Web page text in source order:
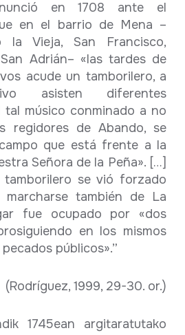
en 1708 ante el
en el barrio de Mena –
la Vieja, San Francisco,
Adrián– «las tardes de
acude un tamborilero, a
asisten diferentes
tal músico conminado a no
regidores de Abando, se
que está frente a la
Señora de la Peña». […]
tamborilero se vió forzado
marcharse también de La
fue ocupado por «dos
en los mismos
públicos».”
(Rodríguez, 1999, 29-30. or.)
1745ean argitaratutako